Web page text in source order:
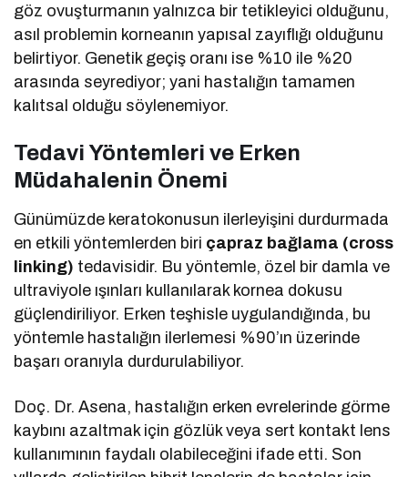
göz ovuşturmanın yalnızca bir tetikleyici olduğunu,
asıl problemin korneanın yapısal zayıflığı olduğunu
belirtiyor. Genetik geçiş oranı ise %10 ile %20
arasında seyrediyor; yani hastalığın tamamen
kalıtsal olduğu söylenemiyor.
Tedavi Yöntemleri ve Erken
Müdahalenin Önemi
Günümüzde keratokonusun ilerleyişini durdurmada
en etkili yöntemlerden biri çapraz bağlama (cross
linking) tedavisidir. Bu yöntemle, özel bir damla ve
ultraviyole ışınları kullanılarak kornea dokusu
güçlendiriliyor. Erken teşhisle uygulandığında, bu
yöntemle hastalığın ilerlemesi %90’ın üzerinde
başarı oranıyla durdurulabiliyor.
Doç. Dr. Asena, hastalığın erken evrelerinde görme
kaybını azaltmak için gözlük veya sert kontakt lens
kullanımının faydalı olabileceğini ifade etti. Son